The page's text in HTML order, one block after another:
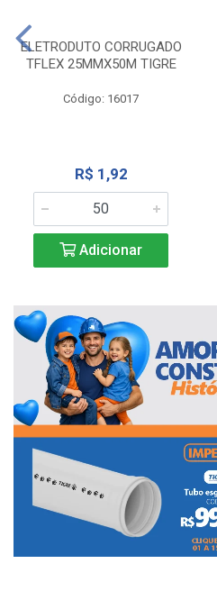
ELETRODUTO CORRUGADO
TFLEX 25MMX50M TIGRE
Código: 16017
R$ 1,92
Adicionar